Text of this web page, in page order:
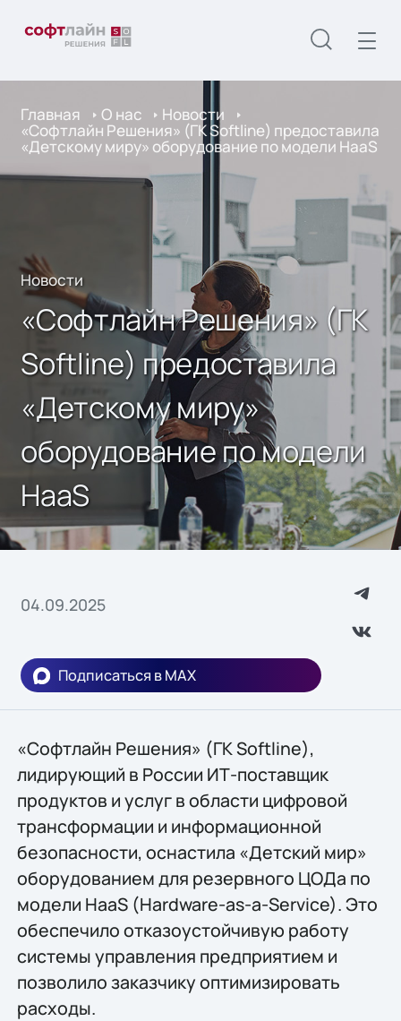
Главная О нас Новости
«Софтлайн Решения» (ГК Softline) предоставила
«Детскому миру» оборудование по модели HaaS
Новости
«Софтлайн Решения» (ГК
Softline) предоставила
«Детскому миру»
оборудование по модели
HaaS
04.09.2025
Подписаться в MAX
«Софтлайн Решения» (ГК Softline),
лидирующий в России ИТ-поставщик
продуктов и услуг в области цифровой
трансформации и информационной
безопасности, оснастила «Детский мир»
оборудованием для резервного ЦОДа по
модели HaaS (Hardware-as-a-Service). Это
обеспечило отказоустойчивую работу
системы управления предприятием и
позволило заказчику оптимизировать
расходы.